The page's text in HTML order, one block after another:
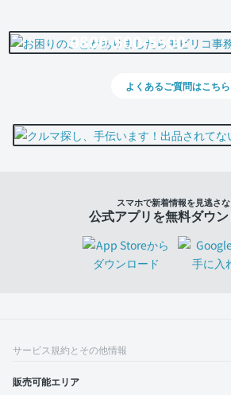
0800-500-5500
よくあるご質問はこちら
スマホで新着情報を見逃さ
公式アプリを無料ダウ
サービス規約とその他情報
販売可能エリア